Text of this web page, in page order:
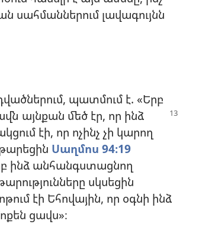
սահմաններում լավագույնն
պատմում է. «Երբ
այնքան մեծ էր, որ ինձ
էի, որ ոչինչ չի կարող
Սաղմոս 94։19
ինձ անհանգստացնող
սկսեցին
էի Եհովային, որ օգնի ինձ
ցավս»։